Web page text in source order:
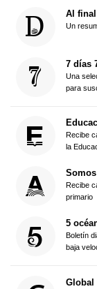
Al
Un
7 días
Una
para
Recibe
la
Recibe
primario
5
Boletín
baja
Global